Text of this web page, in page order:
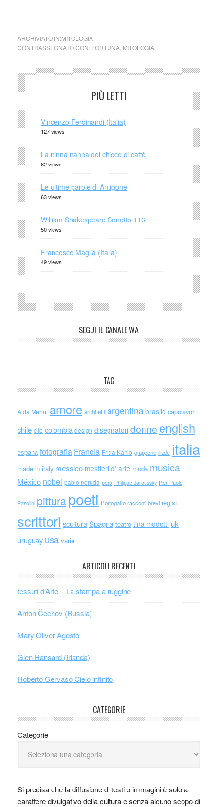
ARCHIVIATO IN:MITOLOGIA
CONTRASSEGNATO CON: FORTUNA, MITOLOGIA
PIÙ LETTI
Vincenzo Ferdinandi (Italia)
127 views
La ninna nanna del chicco di caffè
82 views
Le ultime parole di Antigone
63 views
William Shakespeare Sonetto 116
50 views
Francesco Maglia (Italia)
49 views
SEGUI IL CANALE WA
TAG
Alda Merini amore architetti argentina brasile capolavori
chile cile colombia design disegnatori donne english
espana fotografia Francia Frida Kahlo giappone iliade italia
made in italy messico mestieri d' arte moda musica
México nobel pablo neruda perù Philippe Jaroussky Pier Paolo
Pasolini pitturapoeti Portogallo racconti brevi registi
scrittori scultura Spagna teatro tina modotti uk
uruguay usa varie
ARTICOLI RECENTI
tessuti d’Arte – La stampa a ruggine
Anton Čechov (Russia)
Mary Oliver Agosto
Glen Hansard (Irlanda)
Roberto Gervaso Cielo infinito
CATEGORIE
Categorie
Si precisa che la diffusione di testi o immagini è solo a
carattere divulgativo della cultura e senza alcuno scopo di